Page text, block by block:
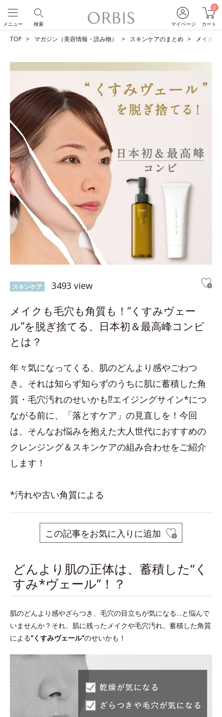
マイページ
0
カート
検索
メニュー
TOP マガジン（美容情報・読み物） スキンケアのまとめ メイクも
スキンケア 3493 view
メイクも毛穴も角質も！“くすみヴェー
ル”を脱ぎ捨てる、日本初＆最高峰コンビ
とは？
年々気になってくる、肌のどんより感やごわつ
き。それは知らず知らずのうちに肌に蓄積した角
質・毛穴汚れのせいかも⁉エイジングサイン*につ
ながる前に、「落とすケア」の見直しを！今回
は、そんなお悩みを抱えた大人世代におすすめの
クレンジング＆スキンケアの組み合わせをご紹介
します！
*汚れや古い角質による
この記事をお気に入りに追加
どんより肌の正体は、蓄積した“く
すみ*ヴェール”！？
肌のどんより感やざらつき、毛穴の目立ちが気になる…と悩んで
いませんか？それ、肌に残ったメイクや毛穴汚れ、蓄積した角質
による“くすみヴェール”のせいかも！